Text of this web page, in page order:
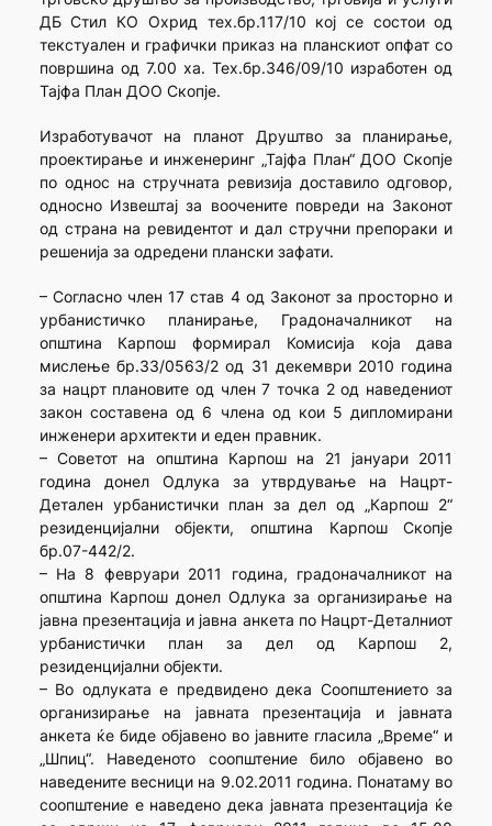
ДБ Стил КО Охрид тех.бр.117/10 кој се состои од
текстуален и графички приказ на планскиот опфат со
површина од 7.00 ха. Тех.бр.346/09/10 изработен од
Тајфа План ДОО Скопје.
Изработувачот на планот Друштво за планирање,
проектирање и инженеринг „Тајфа План“ ДОО Скопје
по однос на стручната ревизија доставило одговор,
односно Извештај за воочените повреди на Законот
од страна на ревидентот и дал стручни препораки и
решенија за одредени плански зафати.
– Согласно член 17 став 4 од Законот за просторно и
урбанистичко планирање, Градоначалникот на
општина Карпош формирал Комисија која дава
мислење бр.33/0563/2 од 31 декември 2010 година
за нацрт плановите од член 7 точка 2 од наведениот
закон составена од 6 члена од кои 5 дипломирани
инженери архитекти и еден правник.
– Советот на општина Карпош на 21 јануари 2011
година донел Одлука за утврдување на Нацрт-
Детален урбанистички план за дел од „Карпош 2“
резиденцијални објекти, општина Карпош Скопје
бр.07-442/2.
– На 8 февруари 2011 година, градоначалникот на
општина Карпош донел Одлука за организирање на
јавна презентација и јавна анкета по Нацрт-Деталниот
урбанистички план за дел од Карпош 2,
резиденцијални објекти.
– Во одлуката е предвидено дека Соопштението за
организирање на јавната презентација и јавната
анкета ќе биде објавено во јавните гласила „Време“ и
„Шпиц“. Наведеното соопштение било објавено во
наведените весници на 9.02.2011 година. Понатаму во
соопштение е наведено дека јавната презентација ќе